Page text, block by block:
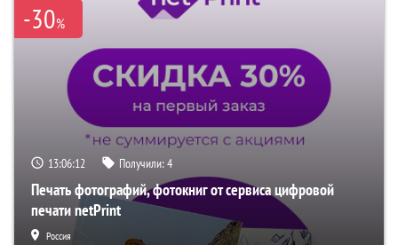
-30%
13:06:10 Получили:4
Печать фотографий, фотокниг от сервиса цифровой
печати netPrint
Россия